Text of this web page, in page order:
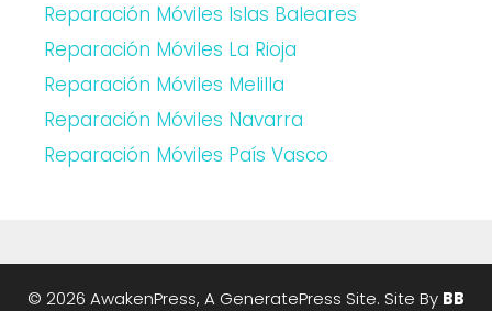
Reparación Móviles Islas Baleares
Reparación Móviles La Rioja
Reparación Móviles Melilla
Reparación Móviles Navarra
Reparación Móviles País Vasco
© 2026 AwakenPress, A GeneratePress Site. Site By BB